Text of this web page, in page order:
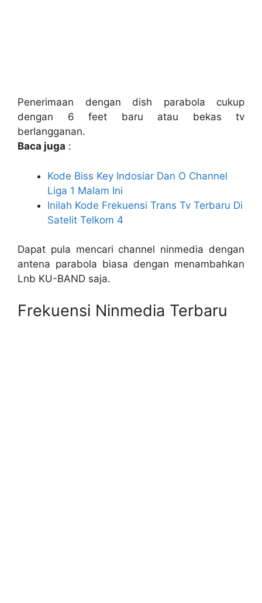
Penerimaan dengan dish parabola cukup
dengan 6 feet baru atau bekas tv
berlangganan.
Baca juga :
Kode Biss Key Indosiar Dan O Channel
Liga 1 Malam Ini
Inilah Kode Frekuensi Trans Tv Terbaru Di
Satelit Telkom 4
Dapat pula mencari channel ninmedia dengan
antena parabola biasa dengan menambahkan
Lnb KU-BAND saja.
Frekuensi Ninmedia Terbaru